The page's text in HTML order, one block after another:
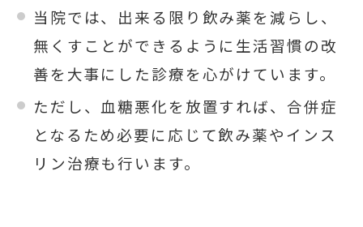
当院では、出来る限り飲み薬を減らし、
無くすことができるように生活習慣の改
善を大事にした診療を心がけています。
ただし、血糖悪化を放置すれば、合併症
となるため必要に応じて飲み薬やインス
リン治療も行います。